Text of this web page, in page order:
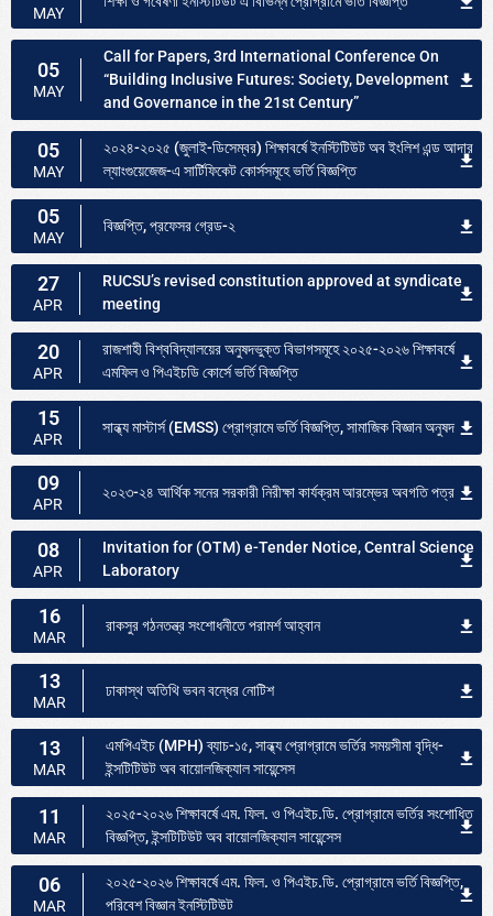
MAY
05
MAY
Call for Papers, 3rd International Conference On
“Building Inclusive Futures: Society, Development
and Governance in the 21st Century”
05
MAY
২০২৪-২০২৫ (জুলাই-ডিসেম্বর) শিক্ষাবর্ষে ইনস্টিটিউট অব ইংলিশ এন্ড আদার
ল্যাংগুয়েজেজ-এ সার্টিফিকেট কোর্সসমূহে ভর্তি বিজ্ঞপ্তি
05
MAY
বিজ্ঞপ্তি, প্রফেসর গ্রেড-২
27
APR
RUCSU’s revised constitution approved at syndicate
meeting
20
APR
রাজশাহী বিশ্ববিদ্যালয়ের অনুষদভুক্ত বিভাগসমূহে ২০২৫-২০২৬ শিক্ষাবর্ষে
এমফিল ও পিএইচডি কোর্সে ভর্তি বিজ্ঞপ্তি
15
APR
সান্ধ্য মাস্টার্স (EMSS) প্রোগ্রামে ভর্তি বিজ্ঞপ্তি, সামাজিক বিজ্ঞান অনুষদ
09
APR
২০২৩-২৪ আর্থিক সনের সরকারী নিরীক্ষা কার্যক্রম আরম্ভের অবগতি পত্র
08
APR
Invitation for (OTM) e-Tender Notice, Central Science
Laboratory
16
MAR
রাকসুর গঠনতন্ত্র সংশোধনীতে পরামর্শ আহ্বান
13
MAR
ঢাকাস্থ অতিথি ভবন বন্ধের নোটিশ
13
MAR
এমপিএইচ (MPH) ব্যাচ-১৫, সান্ধ্য প্রোগ্রামে ভর্তির সময়সীমা বৃদ্ধি-
ইন্সটিটিউট অব বায়োলজিক্যাল সায়েন্সেস
11
MAR
২০২৫-২০২৬ শিক্ষাবর্ষে এম. ফিল. ও পিএইচ.ডি. প্রোগ্রামে ভর্তির সংশোধিত
বিজ্ঞপ্তি, ইন্সটিটিউট অব বায়োলজিক্যাল সায়েন্সেস
06
MAR
২০২৫-২০২৬ শিক্ষাবর্ষে এম. ফিল. ও পিএইচ.ডি. প্রোগ্রামে ভর্তি বিজ্ঞপ্তি,
পরিবেশ বিজ্ঞান ইনস্টিটিউট